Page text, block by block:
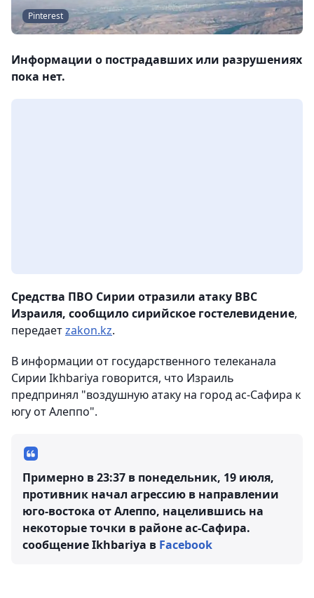
Pinterest
Информации о пострадавших или разрушениях
пока нет.
Средства ПВО Сирии отразили атаку ВВС
Израиля, сообщило сирийское гостелевидение,
передаетzakon.kz.
В информации от государственного телеканала
Сирии Ikhbariya говорится, что Израиль
предпринял "воздушную атаку на город ас-Сафира к
югу от Алеппо".
Примерно в 23:37 в понедельник, 19 июля,
противник начал агрессию в направлении
юго-востока от Алеппо, нацелившись на
некоторые точки в районе ас-Сафира.
сообщение Ikhbariya в Facebook